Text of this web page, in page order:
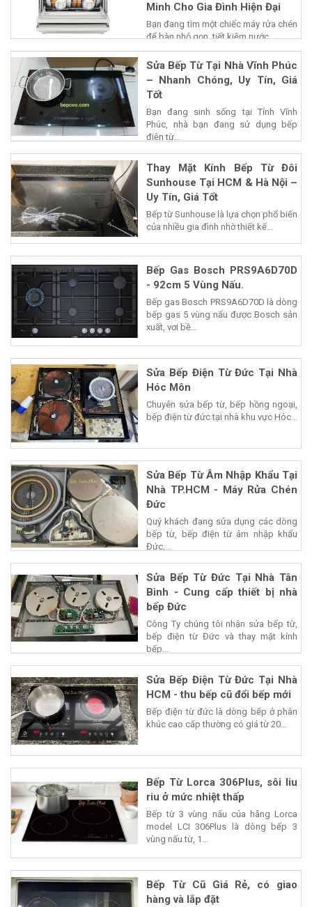
Minh Cho Gia Đình Hiện Đại
Bạn đang tìm một chiếc máy rửa chén
để bàn nhỏ gọn, tiết kiệm nước...
Sửa Bếp Từ Tại Nhà Vĩnh Phúc
– Nhanh Chóng, Uy Tín, Giá
Tốt
Bạn đang sinh sống tại Tỉnh Vĩnh
Phúc, nhà bạn đang sử dụng bếp
điện từ...
Thay Mặt Kính Bếp Từ Đôi
Sunhouse Tại HCM & Hà Nội –
Uy Tín, Giá Tốt
Bếp từ Sunhouse là lựa chọn phổ biến
của nhiều gia đình nhờ thiết kế...
Bếp Gas Bosch PRS9A6D70D
- 92cm 5 Vùng Nấu.
Bếp gas Bosch PRS9A6D70D là dòng
bếp gas 5 vùng nấu được Bosch sản
xuất, vơi bề...
Sửa Bếp Điện Từ Đức Tại Nhà
Hóc Môn
Chuyên sửa bếp từ, bếp hồng ngoại,
bếp điện từ đức tại nhà khu vực Hóc...
Sửa Bếp Từ Âm Nhập Khẩu Tại
Nhà TP.HCM - Máy Rửa Chén
Đức
Quý khách đang sửa dụng các dòng
bếp từ, bếp điện từ âm nhập khẩu
Đức,...
Sửa Bếp Từ Đức Tại Nhà Tân
Bình - Cung cấp thiết bị nhà
bếp Đức
Công Ty chúng tôi nhận sửa bếp từ,
bếp điện từ Đức và thay mặt kính
bếp...
Sửa Bếp Điện Từ Đức Tại Nhà
HCM - thu bếp cũ đổi bếp mới
Bếp điện từ đức là dòng bếp ở phân
khúc cao cấp thường có giá từ 20...
Bếp Từ Lorca 306Plus, sôi liu
riu ở mức nhiệt thấp
Bếp từ 3 vùng nấu của hãng Lorca
model LCI 306Plus là dòng bếp 3
vùng nấu từ, 1...
Bếp Từ Cũ Giá Rẻ, có giao
hàng và lắp đặt